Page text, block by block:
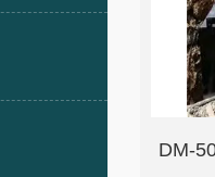
DM-